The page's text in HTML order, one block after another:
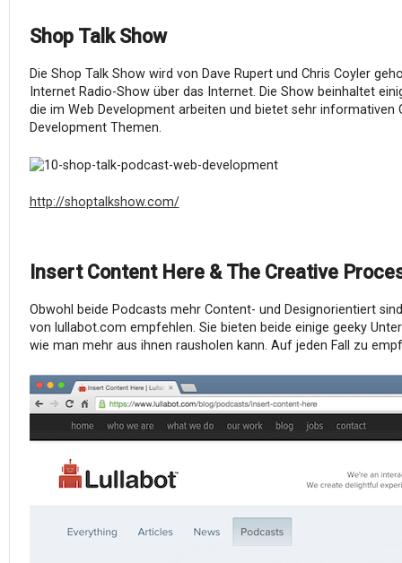
Shop Talk Show
Die Shop Talk Show wird von Dave Rupert und Chris Coyler
Internet Radio-Show über das Internet. Die Show beinhaltet
die im Web Development arbeiten und bietet sehr informativen
Development Themen.
http://shoptalkshow.com/
Insert Content Here & The Creative
Obwohl beide Podcasts mehr Content- und Designorientiert
von lullabot.com empfehlen. Sie bieten beide einige geeky
wie man mehr aus ihnen rausholen kann. Auf jeden Fall zu